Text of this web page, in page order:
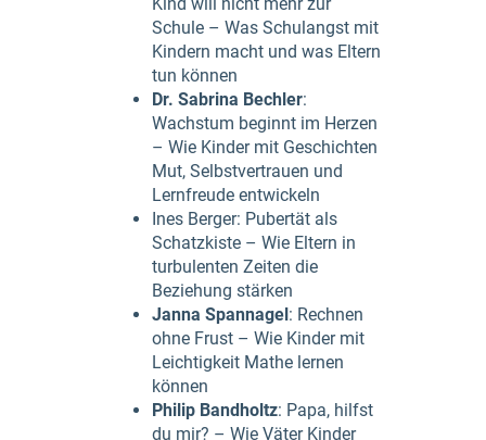
Schule – Was Schulangst mit
Kindern macht und was Eltern
tun können
Dr. Sabrina Bechler:
Wachstum beginnt im Herzen
– Wie Kinder mit Geschichten
Mut, Selbstvertrauen und
Lernfreude entwickeln
Ines Berger: Pubertät als
Schatzkiste – Wie Eltern in
turbulenten Zeiten die
Beziehung stärken
Janna Spannagel: Rechnen
ohne Frust – Wie Kinder mit
Leichtigkeit Mathe lernen
können
Philip Bandholtz: Papa, hilfst
du mir? – Wie Väter Kinder